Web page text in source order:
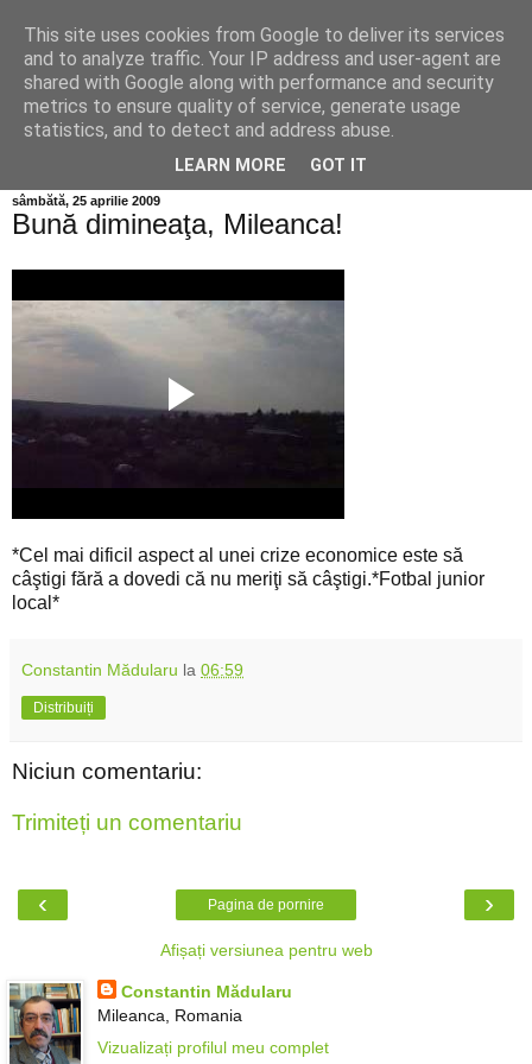
Info MILEANCA
BINE AȚI VENIT! *Jurnal online de informație și opinie;
Duminică 09 August, 2026
sâmbătă, 25 aprilie 2009
Bună dimineaţa, Mileanca!
*Cel mai dificil aspect al unei crize economice este să
câştigi fără a dovedi că nu meriţi să câştigi.*Fotbal junior
local*
Constantin Mădularu la 06:59
Distribuiți
Niciun comentariu:
Trimiteți un comentariu
‹ ›
Pagina de pornire
Afișați versiunea pentru web
Constantin Mădularu
Mileanca, Romania
Vizualizați profilul meu complet
This site uses cookies from Google to deliver its services
and to analyze traffic. Your IP address and user-agent are
shared with Google along with performance and security
metrics to ensure quality of service, generate usage
statistics, and to detect and address abuse.
LEARN MORE GOT IT